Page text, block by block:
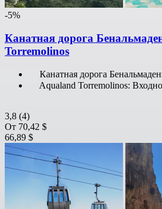
-5%
Канатная дорога
Torremolinos
Канатная дорога
Aqualand Torremolinos:
3,8 (4)
От 70,42 $
66,89 $